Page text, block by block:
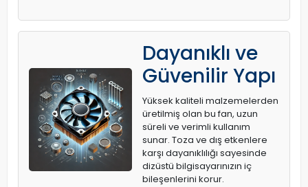
Dayanıklı ve
Güvenilir Yapı
Yüksek kaliteli malzemelerden
üretilmiş olan bu fan, uzun
süreli ve verimli kullanım
sunar. Toza ve dış etkenlere
karşı dayanıklılığı sayesinde
dizüstü bilgisayarınızın iç
bileşenlerini korur.